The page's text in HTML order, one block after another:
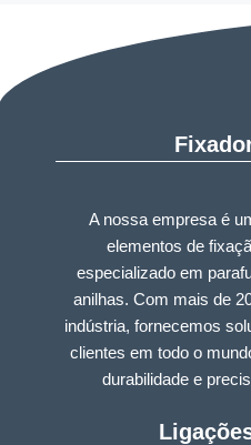
A nossa empresa é
elementos de
especializado em
anilhas. Com mais de
indústria, fornecemos
clientes em todo o
durabilidade e